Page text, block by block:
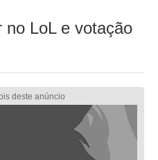
no LoL e votação